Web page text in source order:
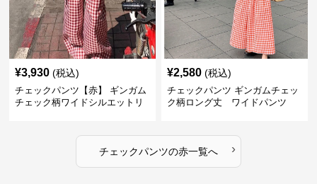
¥3,930 (税込)
チェックパンツ【赤】 ギンガム
チェック柄ワイドシルエットリ
¥2,580 (税込)
チェックパンツ ギンガムチェッ
ク柄ロング丈 ワイドパンツ
チェックパンツの赤一覧へ ›